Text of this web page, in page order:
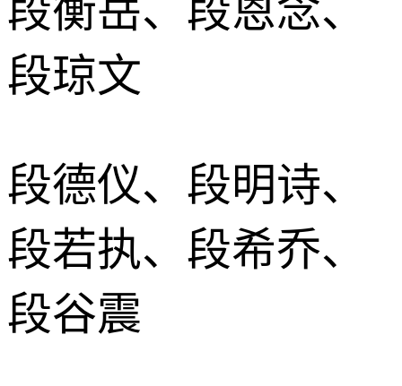
段衡岳、段恩念、
段琼文
段德仪、段明诗、
段若执、段希乔、
段谷震